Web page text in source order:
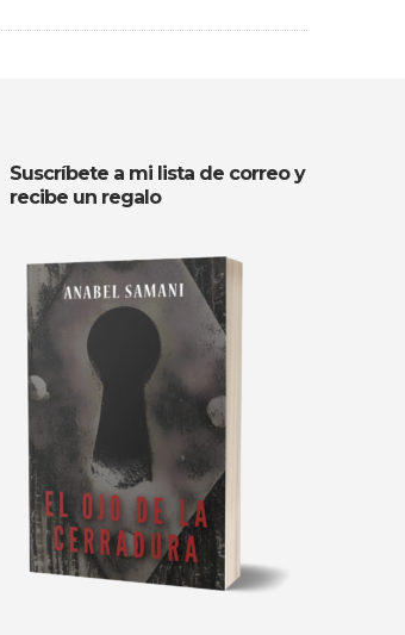
Suscríbete a mi lista de correo y
recibe un regalo